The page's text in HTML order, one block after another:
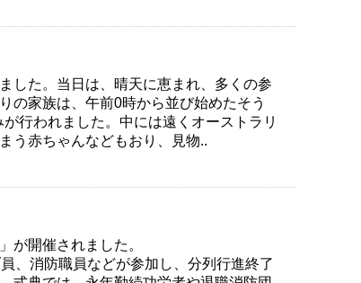
した。当日は、晴天に恵まれ、多くの参
の家族は、午前0時から並び始めたそう
行われました。中には遠くオーストラリ
う赤ちゃんなどもおり、見物..
が開催されました。
、消防職員などが参加し、分列行進終了